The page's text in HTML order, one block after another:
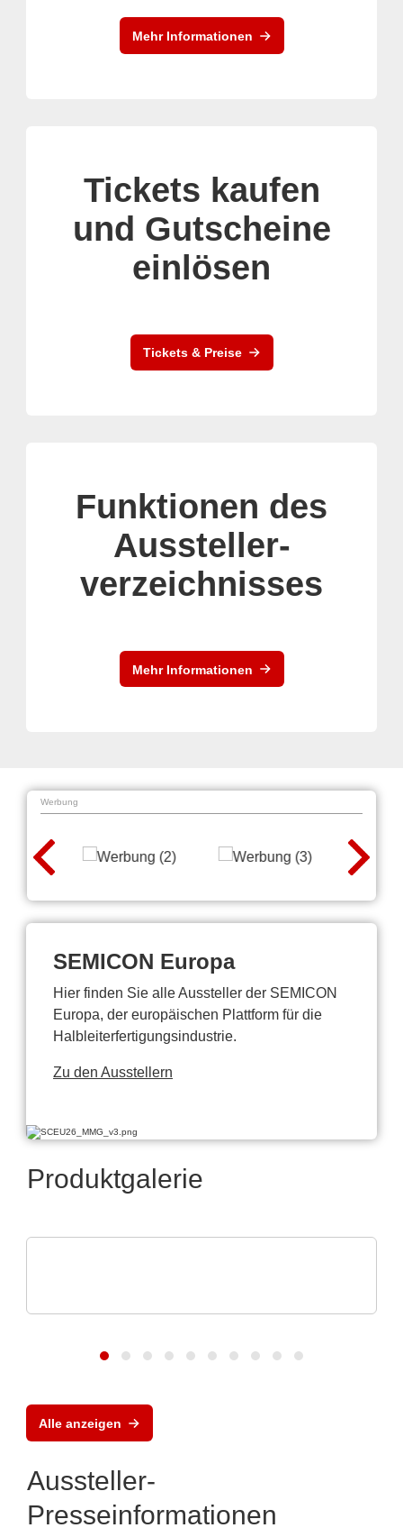
Mehr Informationen
Tickets kaufen
und Gutscheine
einlösen
Tickets & Preise
Funktionen des
Aussteller-
verzeichnisses
Mehr Informationen
Werbung
SEMICON Europa
Hier finden Sie alle Aussteller der SEMICON
Europa, der europäischen Plattform für die
Halbleiterfertigungsindustrie.
Zu den Ausstellern
Produktgalerie
Alle anzeigen
Aussteller-
Presseinformationen